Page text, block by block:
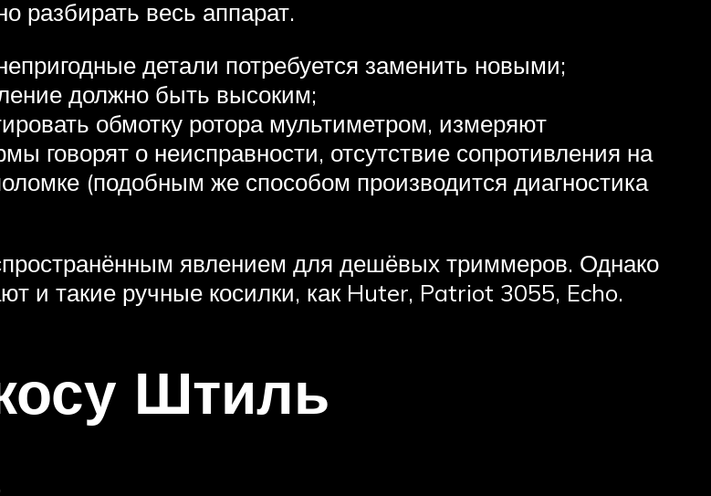
разбирать весь аппарат.
детали потребуется заменить новыми;
должно быть высоким;
обмотку ротора мультиметром, измеряют
говорят о неисправности, отсутствие сопротивления на
(подобным же способом производится диагностика
явлением для дешёвых триммеров. Однако
и такие ручные косилки, как Huter, Patriot 3055, Echo.
Штиль